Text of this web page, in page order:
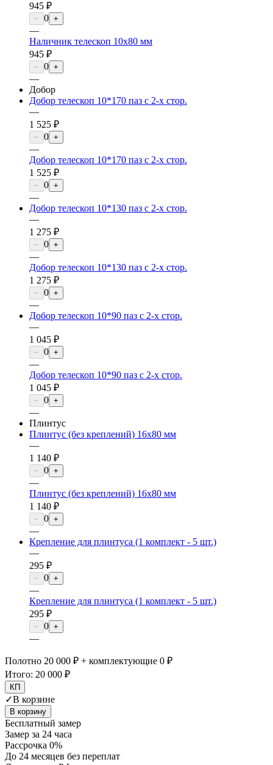
945 ₽
− 0 +
—
Наличник телескоп 10х80 мм
945 ₽
− 0 +
—
Добор
Добор телескоп 10*170 паз с 2-х стор.
—
1 525 ₽
− 0 +
—
Добор телескоп 10*170 паз с 2-х стор.
1 525 ₽
− 0 +
—
Добор телескоп 10*130 паз с 2-х стор.
—
1 275 ₽
− 0 +
—
Добор телескоп 10*130 паз с 2-х стор.
1 275 ₽
− 0 +
—
Добор телескоп 10*90 паз с 2-х стор.
—
1 045 ₽
− 0 +
—
Добор телескоп 10*90 паз с 2-х стор.
1 045 ₽
− 0 +
—
Плинтус
Плинтус (без креплений) 16х80 мм
—
1 140 ₽
− 0 +
—
Плинтус (без креплений) 16х80 мм
1 140 ₽
− 0 +
—
Крепление для плинтуса (1 комплект - 5 шт.)
—
295 ₽
− 0 +
—
Крепление для плинтуса (1 комплект - 5 шт.)
295 ₽
− 0 +
—
Полотно 20 000 ₽ + комплектующие 0 ₽
Итого: 20 000 ₽
КП
✓В корзине
В корзину
Бесплатный замер
Замер за 24 часа
Рассрочка 0%
До 24 месяцев без переплат